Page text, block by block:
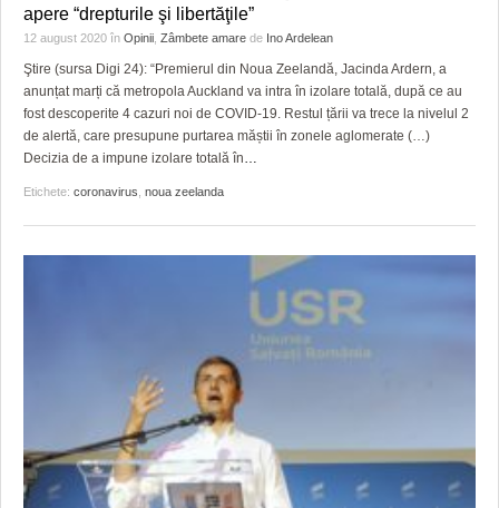
LICEE, ŞCOLI ŞI GRĂDINIŢE DIN TIMIŞ
PRIMĂRIILE DIN TIMIŞ
SFATUL MEDICULUI
SFATURI JURIDICE
apere “drepturile şi libertăţile”
12 august 2020 în Opinii Zâmbete amare de Ino Ardelean
Ştire (sursa Digi 24): “Premierul din Noua Zeelandă, Jacinda Ardern, a
anunțat marți că metropola Auckland va intra în izolare totală, după ce au
fost descoperite 4 cazuri noi de COVID-19. Restul țării va trece la nivelul 2
de alertă, care presupune purtarea măștii în zonele aglomerate (…)
Decizia de a impune izolare totală în…
Etichete: coronavirus noua zeelanda